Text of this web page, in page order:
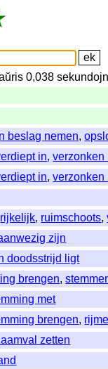
0,038
beslag nemen,
in,verzonken
in,verzonken
rijkelijk, ruimschoots,
zijn
doodsstrijd ligt
brengen,
met
brengen,
zetten